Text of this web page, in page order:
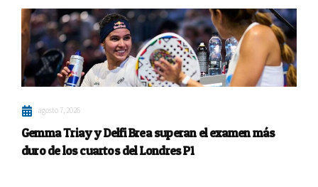
agosto 7, 2026
Gemma Triay y Delfi Brea superan el examen más
duro de los cuartos del Londres P1